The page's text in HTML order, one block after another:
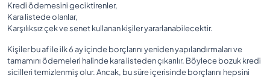
Kredi ödemesini geciktirenler,
Kara listede olanlar,
Karşılıksız çek ve senet kullanan kişiler yararlanabilecektir.
Kişiler bu af ile ilk 6 ay içinde borçlarını yeniden yapılandırmaları ve
tamamını ödemeleri halinde kara listeden çıkarılır. Böylece bozuk kredi
sicilleri temizlenmiş olur. Ancak, bu süre içerisinde borçlarını hepsini